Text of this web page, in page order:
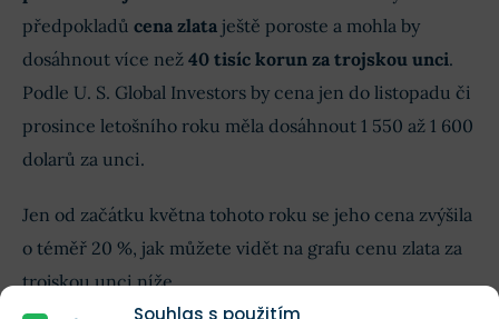
Souhlas s použitím
předpokladů cena zlata ještě poroste a mohla by
dosáhnout více než 40 tisíc korun za trojskou unci.
Podle U. S. Global Investors by cena jen do listopadu či
prosince letošního roku měla dosáhnout 1 550 až 1 600
dolarů za unci.
Jen od začátku května tohoto roku se jeho cena zvýšila
o téměř 20 %, jak můžete vidět na grafu cenu zlata za
trojskou unci níže.